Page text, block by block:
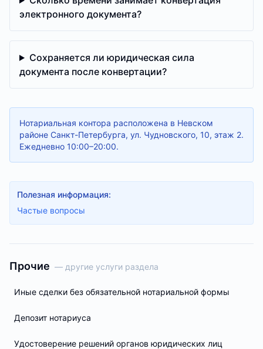
электронного документа?
Сохраняется ли юридическая сила
документа после конвертации?
Нотариальная контора расположена в Невском
районе Санкт-Петербурга, ул. Чудновского, 10, этаж 2.
Ежедневно 10:00–20:00.
Полезная информация:
Частые вопросы
Прочие — другие услуги раздела
Иные сделки без обязательной нотариальной формы
Депозит нотариуса
Удостоверение решений органов юридических лиц